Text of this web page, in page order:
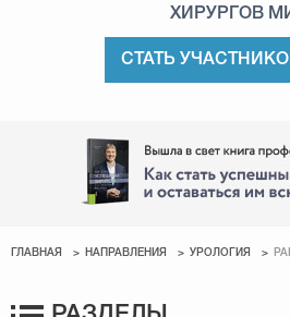
ХИРУРГОВ
СТАТЬ
ГЛАВНАЯ НАПРАВЛЕНИЯ УРОЛОГИЯ